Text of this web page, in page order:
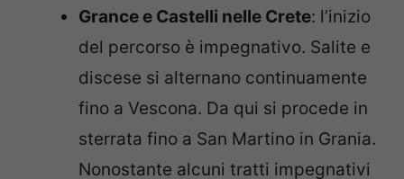
Grance e Castelli nelle Crete: l’inizio
del percorso è impegnativo. Salite e
discese si alternano continuamente
fino a Vescona. Da qui si procede in
sterrata fino a San Martino in Grania.
Nonostante alcuni tratti impegnativi